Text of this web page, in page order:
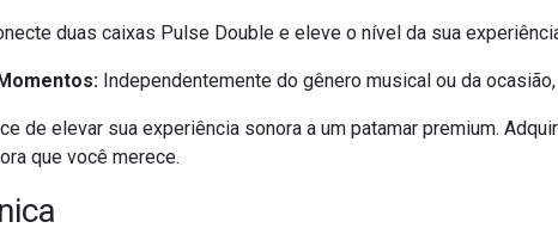
duas caixas Pulse Double e eleve o nível da sua
Independentemente do gênero musical ou da
de elevar sua experiência sonora a um patamar premium.
que você merece.